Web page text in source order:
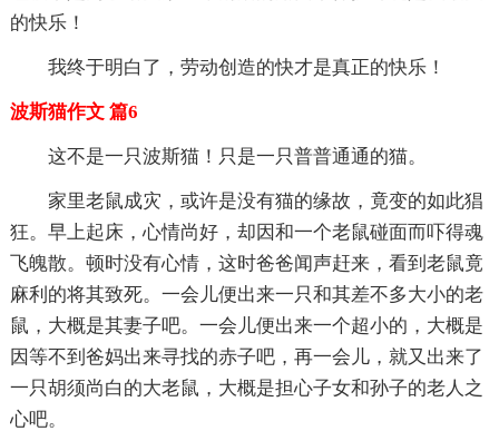
的快乐！
我终于明白了，劳动创造的快才是真正的快乐！
波斯猫作文 篇6
这不是一只波斯猫！只是一只普普通通的猫。
家里老鼠成灾，或许是没有猫的缘故，竟变的如此猖
狂。早上起床，心情尚好，却因和一个老鼠碰面而吓得魂
飞魄散。顿时没有心情，这时爸爸闻声赶来，看到老鼠竟
麻利的将其致死。一会儿便出来一只和其差不多大小的老
鼠，大概是其妻子吧。一会儿便出来一个超小的，大概是
因等不到爸妈出来寻找的赤子吧，再一会儿，就又出来了
一只胡须尚白的大老鼠，大概是担心子女和孙子的老人之
心吧。